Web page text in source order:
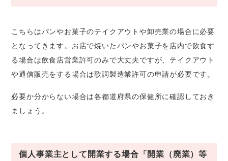
こちらはパンやお菓子のテイクアウトや卸売業の場合に必要
となってきます。お店で焼いたパンやお菓子を店内で飲食す
る場合は飲食店営業許可のみで大丈夫ですが、テイクアウト
や通信販売をする場合は歌詞製造業許可の申請が必要です。
必要か分からない場合は各都道府県の保健所に確認しておき
ましょう。
個人事業主として開業する場合「開業（廃業）等